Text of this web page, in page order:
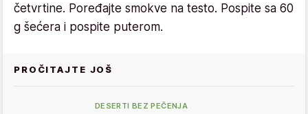
četvrtine. Poređajte smokve na testo. Pospite sa 60
g šećera i pospite puterom.
PROČITAJTE JOŠ
DESERTI BEZ PEČENJA